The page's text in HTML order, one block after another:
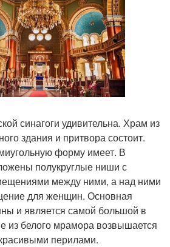
синагоги удивительна. Храм из
здания и притвора состоит.
форму имеет. В
полукруглые ниши с
между ними, а над ними
для женщин. Основная
и является самой большой в
из белого мрамора возвышается
перилами.